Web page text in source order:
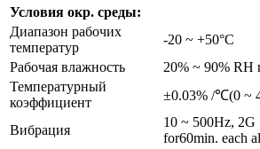
Условия окр. среды:
Диапазон рабочих
температур
-20 ~ +50°C
Рабочая влажность
20% ~ 90% RH
Температурный
коэффициент
±0.03% /℃(0 ~
Вибрация
10 ~ 500Hz, 2G
for60min. each